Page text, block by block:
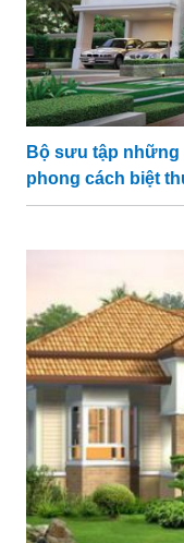
Bộ sưu tập những
phong cách biệt